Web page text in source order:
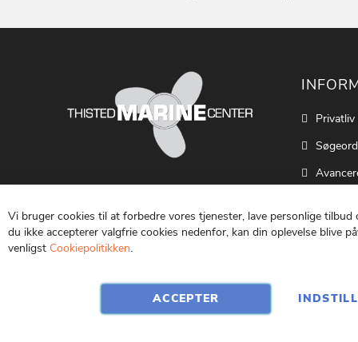
Søgeord
Kontakt
Vi bruger cookies til at forbedre vores tjenester, lave personlige tilbud
du ikke accepterer valgfrie cookies nedenfor, kan din oplevelse blive
venligst Cookiepolitikken.
ACCEPTER